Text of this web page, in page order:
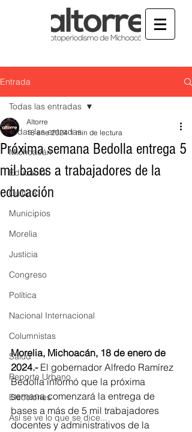
Entrada
Todas las entradas
Michoacán
Educación
Cultura
Municipios
Morelia
Justicia
Congreso
Política
Nacional Internacional
Columnistas
Salud
Reporte Urbano
Elecciones
Así se ve lo que se dice...
Todas las entradas
Próxima semana Bedolla entrega 5
mil bases a trabajadores de la
educación
Altorre
18 ene 2024 1 min de lectura
Morelia, Michoacán, 18 de enero de
2024.- El gobernador Alfredo Ramírez
Bedolla informó que la próxima
semana comenzará la entrega de
bases a más de 5 mil trabajadores
docentes y administrativos de la